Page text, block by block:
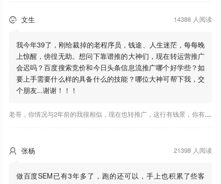
 文生 14388 人阅读
我今年39了，刚给裁掉的老程序员，钱途、人生迷茫，每每晚
上惊醒，傍徨无助。想问下靠谱推的大神们，现在转运营推广
会迟吗？百度搜索竞价和今日头条信息流推广哪个好学些？如
要上手需要什么样的具备什么的技能？哪位大神可帮下我，交
个朋友...谢谢！！！
老哥，你情况与2年前的我很相似，现在也转推广，这行有钱景，你有基础上手会比较快，不必担心。至于学竞价还是信息流哪个好，我是信息流广告入手，现在迷上靠谱推关注大神们的营销推广干货。有空你也可多泡下这站，真能学到不少东西；希望可以帮到你！
 张杨 21398 人阅读
做百度SEM已有3年多了，跑的还可以，手上也积累了些客